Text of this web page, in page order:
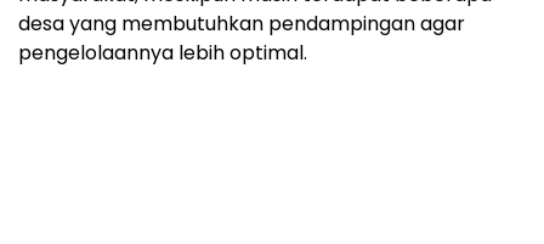
desa yang membutuhkan pendampingan agar
pengelolaannya lebih optimal.